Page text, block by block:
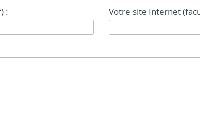
: Votre site Internet